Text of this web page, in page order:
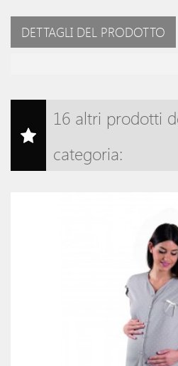
DETTAGLI DEL PRODOTTO
16 altri prodotti
categoria: